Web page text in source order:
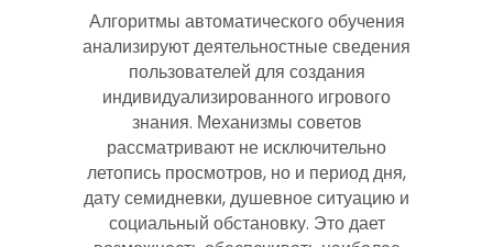
Алгоритмы автоматического обучения
анализируют деятельностные сведения
пользователей для создания
индивидуализированного игрового
знания. Механизмы советов
рассматривают не исключительно
летопись просмотров, но и период дня,
дату семидневки, душевное ситуацию и
социальный обстановку. Это дает